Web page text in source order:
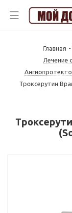
Главная -
Лечение
Троксерутин